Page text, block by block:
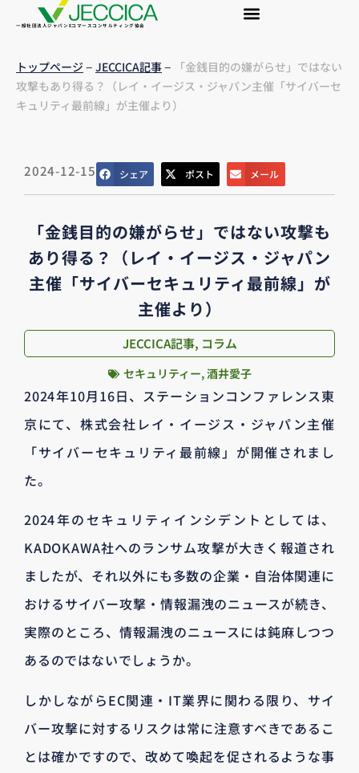
一般社団法人ジャパンEコマースコンサルティング協会
トップページ– JECCICA記事– 「金銭目的の嫌がらせ」ではない
攻撃もあり得る？（レイ・イージス・ジャパン主催「サイバーセ
キュリティ最前線」が主催より）
2024-12-15 シェア ポスト メール
「金銭目的の嫌がらせ」ではない攻撃も
あり得る？（レイ・イージス・ジャパン
主催「サイバーセキュリティ最前線」が
主催より）
JECCICA記事, コラム
セキュリティー,酒井愛子
2024年10月16日、ステーションコンファレンス東
京にて、株式会社レイ・イージス・ジャパン主催
「サイバーセキュリティ最前線」が開催されまし
た。
2024年のセキュリティインシデントとしては、
KADOKAWA社へのランサム攻撃が大きく報道され
ましたが、それ以外にも多数の企業・自治体関連に
おけるサイバー攻撃・情報漏洩のニュースが続き、
実際のところ、情報漏洩のニュースには鈍麻しつつ
あるのではないでしょうか。
しかしながらEC関連・IT業界に関わる限り、サイ
バー攻撃に対するリスクは常に注意すべきであるこ
とは確かですので、改めて喚起を促されるような事